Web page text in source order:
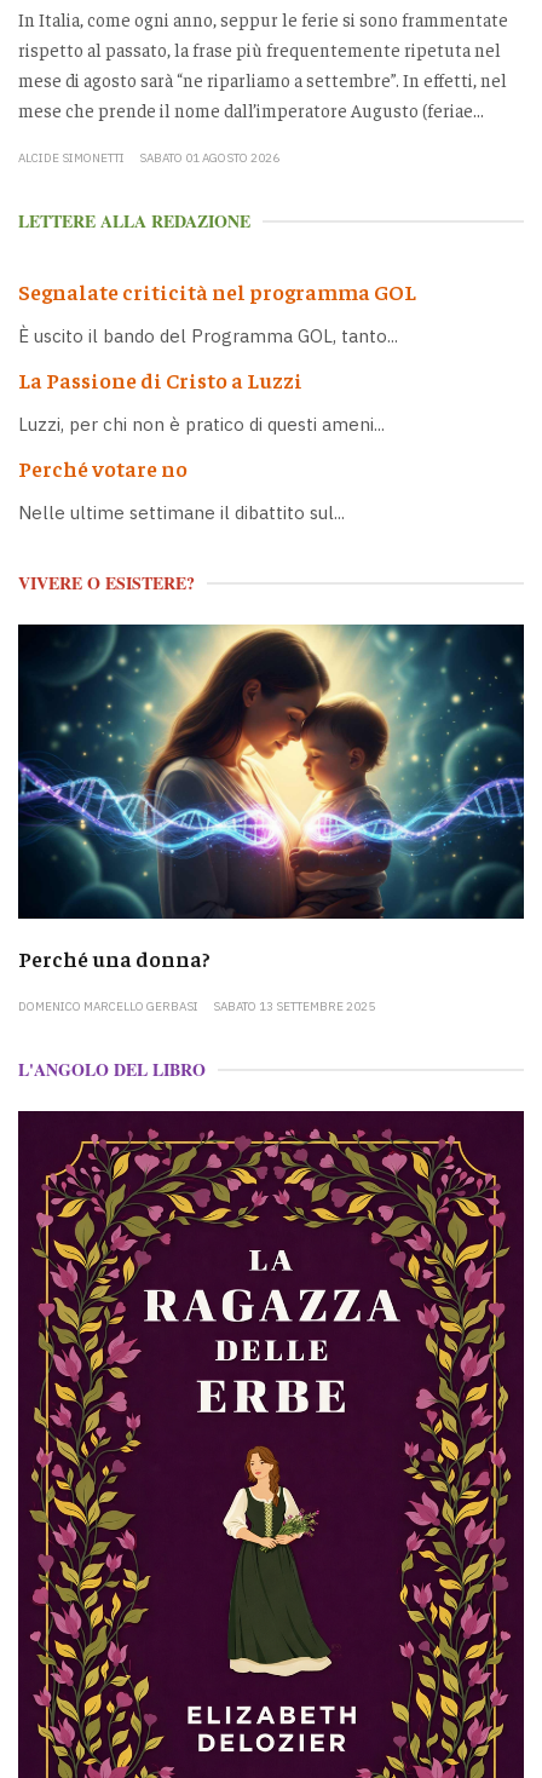
In Italia, come ogni anno, seppur le ferie si sono frammentate
rispetto al passato, la frase più frequentemente ripetuta nel
mese di agosto sarà “ne riparliamo a settembre”. In effetti, nel
mese che prende il nome dall’imperatore Augusto (feriae...
ALCIDE SIMONETTI SABATO 01 AGOSTO 2026
LETTERE ALLA REDAZIONE
Segnalate criticità nel programma GOL
È uscito il bando del Programma GOL, tanto...
La Passione di Cristo a Luzzi
Luzzi, per chi non è pratico di questi ameni...
Perché votare no
Nelle ultime settimane il dibattito sul...
VIVERE O ESISTERE?
Perché una donna?
DOMENICO MARCELLO GERBASI SABATO 13 SETTEMBRE 2025
L'ANGOLO DEL LIBRO